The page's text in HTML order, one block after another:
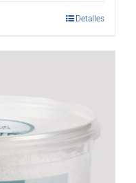
Detalles